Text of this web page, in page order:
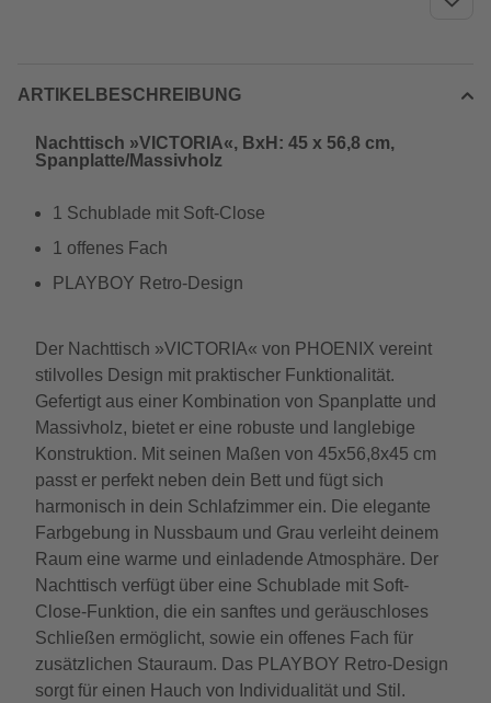
ARTIKELBESCHREIBUNG
Nachttisch »VICTORIA«, BxH: 45 x 56,8 cm,
Spanplatte/Massivholz
1 Schublade mit Soft-Close
1 offenes Fach
PLAYBOY Retro-Design
Der Nachttisch »VICTORIA« von PHOENIX vereint
stilvolles Design mit praktischer Funktionalität.
Gefertigt aus einer Kombination von Spanplatte und
Massivholz, bietet er eine robuste und langlebige
Konstruktion. Mit seinen Maßen von 45x56,8x45 cm
passt er perfekt neben dein Bett und fügt sich
harmonisch in dein Schlafzimmer ein. Die elegante
Farbgebung in Nussbaum und Grau verleiht deinem
Raum eine warme und einladende Atmosphäre. Der
Nachttisch verfügt über eine Schublade mit Soft-
Close-Funktion, die ein sanftes und geräuschloses
Schließen ermöglicht, sowie ein offenes Fach für
zusätzlichen Stauraum. Das PLAYBOY Retro-Design
sorgt für einen Hauch von Individualität und Stil.